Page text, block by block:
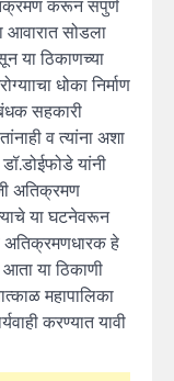
आवारात सोडला
या ठिकाणच्या
धोका निर्माण
सहकारी
व त्यांना अशा
यांनी
अतिक्रमण
या घटनेवरून
अतिक्रमणधारक हे
या ठिकाणी
महापालिका
करण्यात यावी